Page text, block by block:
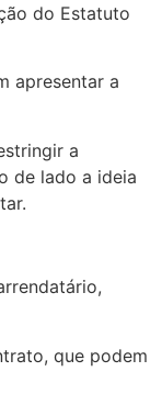
do Estatuto
apresentar a
a
de lado a ideia
que podem